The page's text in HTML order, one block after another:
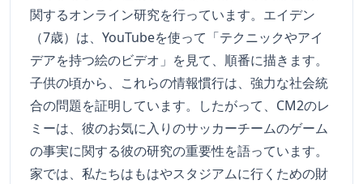
関するオンライン研究を行っています。エイデン
（7歳）は、YouTubeを使って「テクニックやアイ
デアを持つ絵のビデオ」を見て、順番に描きます。
子供の頃から、これらの情報慣行は、強力な社会統
合の問題を証明しています。したがって、CM2のレ
ミーは、彼のお気に入りのサッカーチームのゲーム
の事実に関する彼の研究の重要性を語っています。
家では、私たちはもはやスタジアムに行くための財